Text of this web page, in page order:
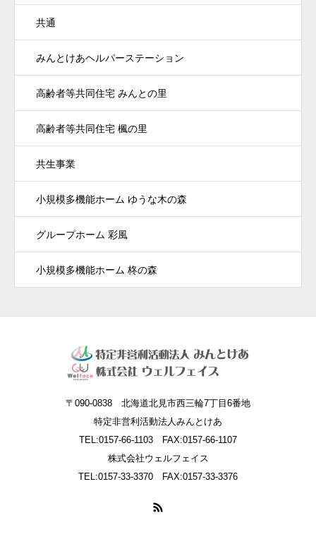
共通
みんとけあヘルパーステーション
高齢者等共同住宅 みんとの里
高齢者等共同住宅 楓の里
共生事業
小規模多機能ホーム ゆうな木の森
グループホーム 彩風
小規模多機能ホーム 柊の森
〒090-0838 北海道北見市西三輪7丁目6番地
特定非営利活動法人みんとけあ
TEL:0157-66-1103 FAX:0157-66-1107
株式会社ウェルフェイス
TEL:0157-33-3370 FAX:0157-33-3376